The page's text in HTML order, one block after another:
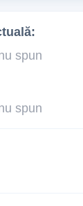
spun
spun